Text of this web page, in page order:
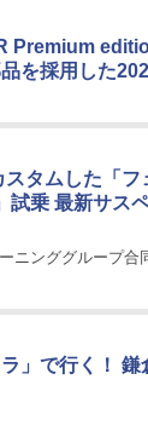
Premium
を採用した
スタムした「
試乗 最新サス
ニンググループ合
」で行く！